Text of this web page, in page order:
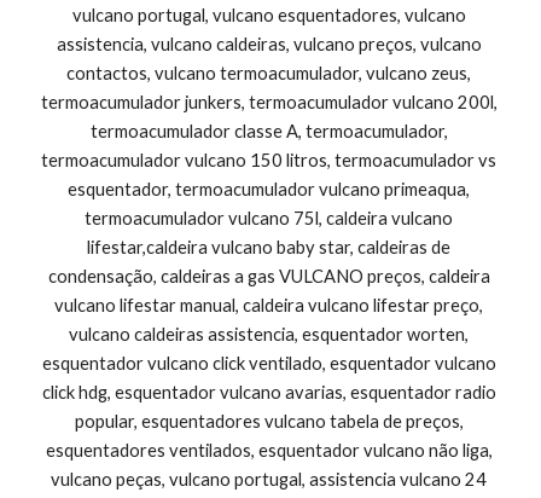
vulcano portugal, vulcano esquentadores, vulcano
assistencia, vulcano caldeiras, vulcano preços, vulcano
contactos, vulcano termoacumulador, vulcano zeus,
termoacumulador junkers, termoacumulador vulcano 200l,
termoacumulador classe A, termoacumulador,
termoacumulador vulcano 150 litros, termoacumulador vs
esquentador, termoacumulador vulcano primeaqua,
termoacumulador vulcano 75l, caldeira vulcano
lifestar,caldeira vulcano baby star, caldeiras de
condensação, caldeiras a gas VULCANO preços, caldeira
vulcano lifestar manual, caldeira vulcano lifestar preço,
vulcano caldeiras assistencia, esquentador worten,
esquentador vulcano click ventilado, esquentador vulcano
click hdg, esquentador vulcano avarias, esquentador radio
popular, esquentadores vulcano tabela de preços,
esquentadores ventilados, esquentador vulcano não liga,
vulcano peças, vulcano portugal, assistencia vulcano 24